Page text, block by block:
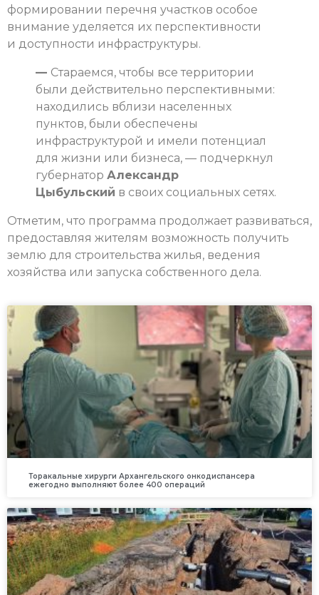
формировании перечня участков особое
внимание уделяется их перспективности
и доступности инфраструктуры.
— Стараемся, чтобы все территории
были действительно перспективными:
находились вблизи населенных
пунктов, были обеспечены
инфраструктурой и имели потенциал
для жизни или бизнеса, — подчеркнул
губернатор Александр
Цыбульский в своих социальных сетях.
Отметим, что программа продолжает развиваться,
предоставляя жителям возможность получить
землю для строительства жилья, ведения
хозяйства или запуска собственного дела.
Торакальные хирурги Архангельского онкодиспансера
ежегодно выполняют более 400 операций